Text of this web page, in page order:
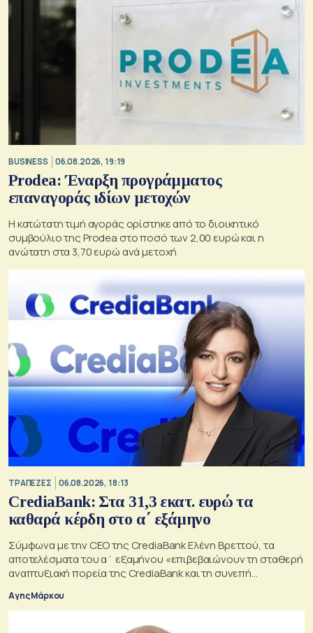
BUSINESS 06.08.2026, 19:19
Prodea: Έναρξη προγράμματος
επαναγοράς ιδίων μετοχών
Η κατώτατη τιμή αγοράς ορίστηκε από το διοικητικό
συμβούλιο της Prodea στο ποσό των 2,00 ευρώ και η
ανώτατη στα 3,70 ευρώ ανά μετοχή
ΤΡΑΠΕΖΕΣ 06.08.2026, 18:13
CrediaBank: Στα 31,3 εκατ. ευρώ τα
καθαρά κέρδη στο α΄ εξάμηνο
Σύμφωνα με την CEO της CrediaBank Ελένη Βρεττού, τα
αποτελέσματα του α΄ εξαμήνου «επιβεβαιώνουν τη σταθερή
αναπτυξιακή πορεία της CrediaBank και τη συνεπή
Αγης Μάρκου